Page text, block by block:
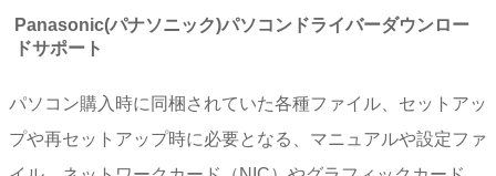
Panasonic(パナソニック)パソコンドライバーダウンロー
ドサポート
パソコン購入時に同梱されていた各種ファイル、セットアッ
プや再セットアップ時に必要となる、マニュアルや設定ファ